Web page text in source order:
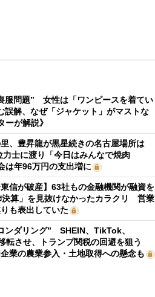
服問題” 女性は「ワンピースを着てい
誤解、なぜ「ジャケット」がマストな
ーが解説》
、豊昇龍が黒星続きの名古屋場所は
力士に渡り「今日はみんなで焼肉
年96万円の支出増に
信が破産】63社もの金融機関が融資を
決算」を見抜けなかったカラクリ 営業
も表出していた
ンダリング” SHEIN、TikTok、
転させ、トランプ関税の回避を狙う
業の農業参入・土地取得への懸念も